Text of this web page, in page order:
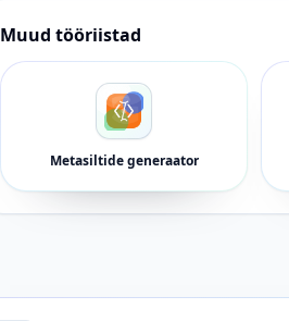
Muud tööriistad
Metasiltide generaator